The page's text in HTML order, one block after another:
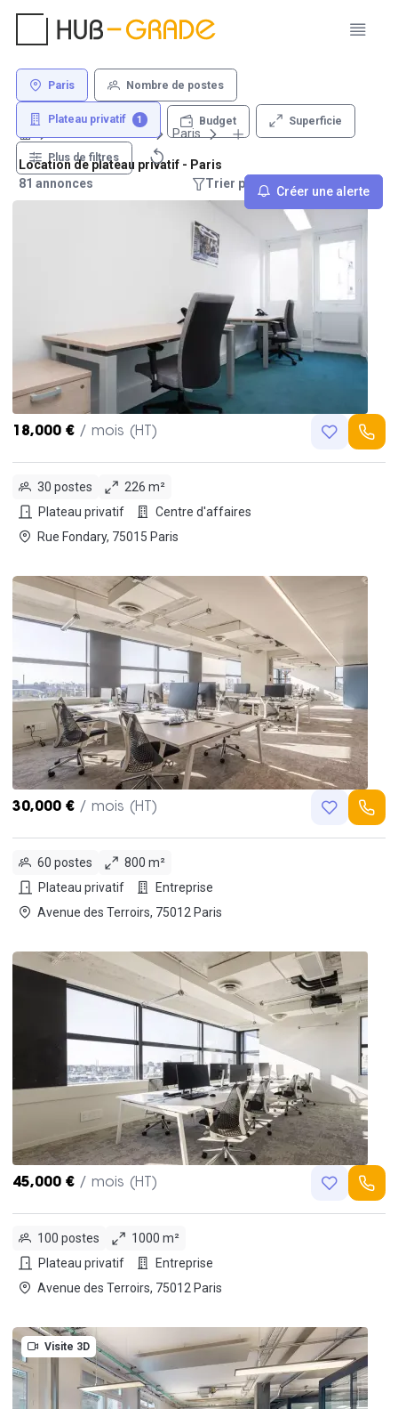
Paris Nombre de postes
Plateau privatif 1 Budget Superficie
Plus de filtres
Créer une alerte
Paris
Location de plateau privatif - Paris
81 annonces
Trier par : Recommandations
18,000 € / mois (HT)
30 postes
226 m²
Plateau privatif
Centre d'affaires
Rue Fondary, 75015 Paris
30,000 € / mois (HT)
60 postes
800 m²
Plateau privatif
Entreprise
Avenue des Terroirs, 75012 Paris
45,000 € / mois (HT)
100 postes
1000 m²
Plateau privatif
Entreprise
Avenue des Terroirs, 75012 Paris
Visite 3D